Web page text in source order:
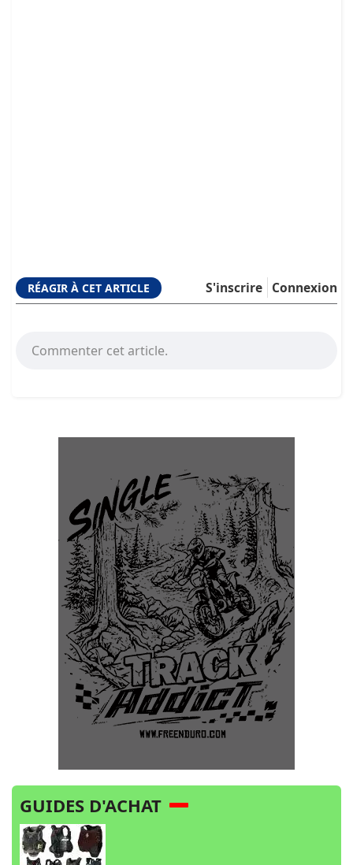
RÉAGIR À CET ARTICLE Connexion
S'inscrire
Commenter cet article.
GUIDES D'ACHAT